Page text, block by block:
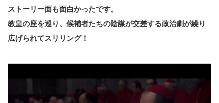
ストーリー面も面白かったです。
教皇の座を巡り、候補者たちの陰謀が交差する政治劇が繰り
広げられてスリリング！